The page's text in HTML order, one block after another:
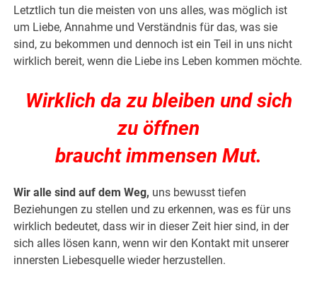
Letztlich tun die meisten von uns alles, was möglich ist
um Liebe, Annahme und Verständnis für das, was sie
sind, zu bekommen und dennoch ist ein Teil in uns nicht
wirklich bereit, wenn die Liebe ins Leben kommen möchte.
Wirklich da zu bleiben und sich
zu öffnen
braucht immensen Mut.
Wir alle sind auf dem Weg, uns bewusst tiefen
Beziehungen zu stellen und zu erkennen, was es für uns
wirklich bedeutet, dass wir in dieser Zeit hier sind, in der
sich alles lösen kann, wenn wir den Kontakt mit unserer
innersten Liebesquelle wieder herzustellen.